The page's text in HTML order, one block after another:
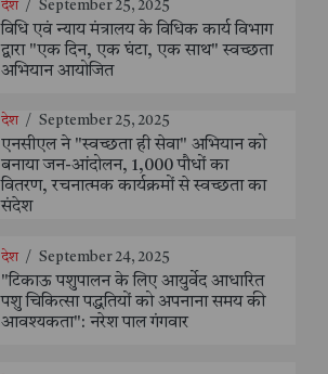
देश / September 25, 2025
विधि एवं न्याय मंत्रालय के विधिक कार्य विभाग
द्वारा "एक दिन, एक घंटा, एक साथ" स्वच्छता
अभियान आयोजित
देश / September 25, 2025
एनसीएल ने "स्वच्छता ही सेवा" अभियान को
बनाया जन-आंदोलन, 1,000 पौधों का
वितरण, रचनात्मक कार्यक्रमों से स्वच्छता का
संदेश
देश / September 24, 2025
"टिकाऊ पशुपालन के लिए आयुर्वेद आधारित
पशु चिकित्सा पद्धतियों को अपनाना समय की
आवश्यकता": नरेश पाल गंगवार